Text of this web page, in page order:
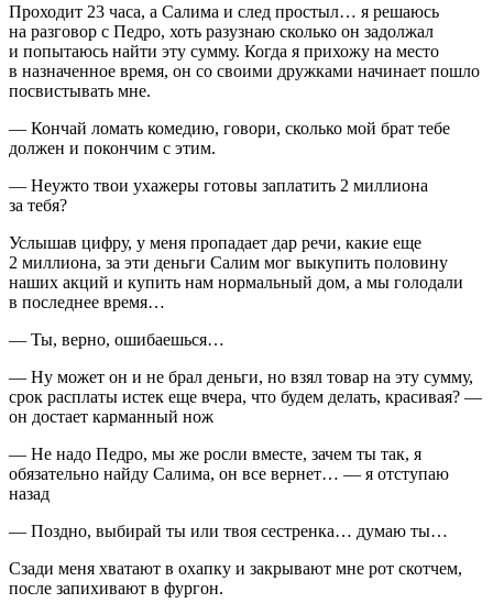
Проходит 23 часа, а Салима и след простыл… я решаюсь
на разговор с Педро, хоть разузнаю сколько он задолжал
и попытаюсь найти эту сумму. Когда я прихожу на место
в назначенное время, он со своими дружками начинает пошло
посвистывать мне.
— Кончай ломать комедию, говори, сколько мой брат тебе
должен и покончим с этим.
— Неужто твои ухажеры готовы заплатить 2 миллиона
за тебя?
Услышав цифру, у меня пропадает дар речи, какие еще
2 миллиона, за эти деньги Салим мог выкупить половину
наших акций и купить нам нормальный дом, а мы голодали
в последнее время…
— Ты, верно, ошибаешься…
— Ну может он и не брал деньги, но взял товар на эту сумму,
срок расплаты истек еще вчера, что будем делать, красивая? —
он достает карманный нож
— Не надо Педро, мы же росли вместе, зачем ты так, я
обязательно найду Салима, он все вернет… — я отступаю
назад
— Поздно, выбирай ты или твоя сестренка… думаю ты…
Сзади меня хватают в охапку и закрывают мне рот скотчем,
после запихивают в фургон.